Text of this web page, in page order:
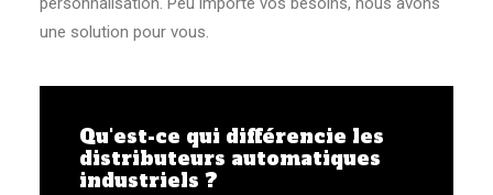
une solution pour vous.
Qu'est-ce qui différencie les
distributeurs automatiques
industriels ?